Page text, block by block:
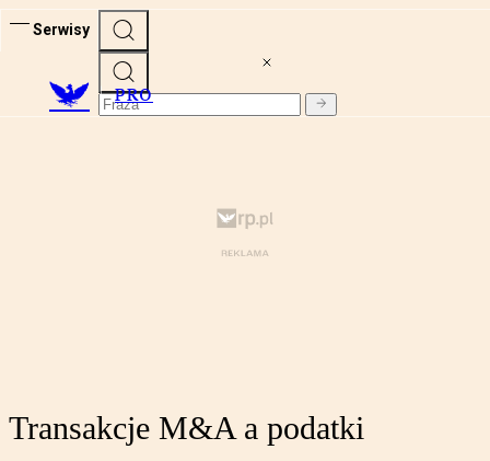
Serwisy
PRO
Transakcje M&A a podatki